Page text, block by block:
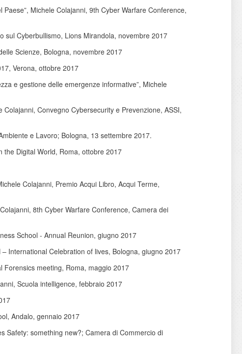
Michele Colajanni, 9th Cyber Warfare Conference,
sul Cyberbullismo, Lions Mirandola, novembre 2017
Scienze, Bologna, novembre 2017
Verona, ottobre 2017
e gestione delle emergenze informative”, Michele
Colajanni, Convegno Cybersecurity e Prevenzione, ASSI,
e Lavoro; Bologna, 13 settembre 2017.
the Digital World, Roma, ottobre 2017
Colajanni, Premio Acqui Libro, Acqui Terme,
8th Cyber Warfare Conference, Camera dei
School - Annual Reunion, giugno 2017
International Celebration of lives, Bologna, giugno 2017
Forensics meeting, Roma, maggio 2017
Scuola intelligence, febbraio 2017
Andalo, gennaio 2017
Safety: something new?; Camera di Commercio di